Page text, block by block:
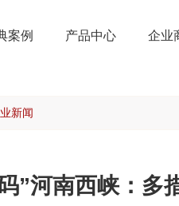
案例 产品中心 企业
新闻
”河南西峡：多